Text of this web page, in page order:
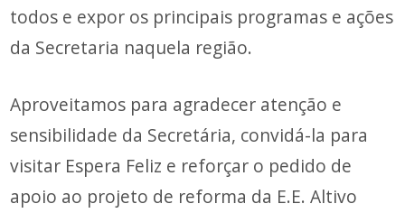
todos e expor os principais programas e ações
da Secretaria naquela região.
Aproveitamos para agradecer atenção e
sensibilidade da Secretária, convidá-la para
visitar Espera Feliz e reforçar o pedido de
apoio ao projeto de reforma da E.E. Altivo